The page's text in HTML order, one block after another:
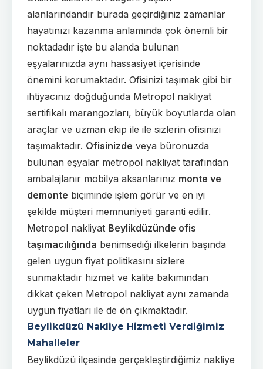
alanlarındandır burada geçirdiğiniz zamanlar
hayatınızı kazanma anlamında çok önemli bir
noktadadır işte bu alanda bulunan
eşyalarınızda aynı hassasiyet içerisinde
önemini korumaktadır. Ofisinizi taşımak gibi bir
ihtiyacınız doğduğunda Metropol nakliyat
sertifikalı marangozları, büyük boyutlarda olan
araçlar ve uzman ekip ile ile sizlerin ofisinizi
taşımaktadır. Ofisinizde veya büronuzda
bulunan eşyalar metropol nakliyat tarafından
ambalajlanır mobilya aksanlarınız monte ve
demonte biçiminde işlem görür ve en iyi
şekilde müşteri memnuniyeti garanti edilir.
Metropol nakliyat Beylikdüzünde ofis
taşımacılığında benimsediği ilkelerin başında
gelen uygun fiyat politikasını sizlere
sunmaktadır hizmet ve kalite bakımından
dikkat çeken Metropol nakliyat aynı zamanda
uygun fiyatları ile de ön çıkmaktadır.
Beylikdüzü Nakliye Hizmeti Verdiğimiz
Mahalleler
Beylikdüzü ilçesinde gerçekleştirdiğimiz nakliye